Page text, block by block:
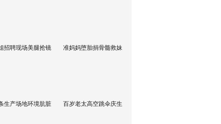
招聘现场美腿抢镜 准妈妈堕胎捐骨髓救妹
生产场地环境肮脏 百岁老太高空跳伞庆生